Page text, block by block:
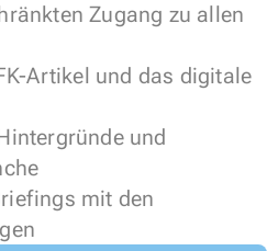
Zugang zu allen
Artikel und das digitale
und
mit den